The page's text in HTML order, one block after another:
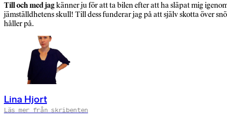
Till och med jagkänner ju för att ta bilen efter att ha släpat mig
jämställdhetens skull! Till dess funderar jag på att själv skotta över
håller på.
Lina Hjort
Läs mer från skribenten